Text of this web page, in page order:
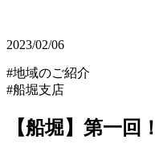
2023/02/06
#地域のご紹介
#船堀支店
【船堀】第一回